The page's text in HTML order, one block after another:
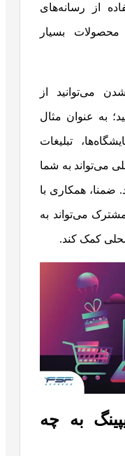
از رسانه‌های
بسیار
می‌توانید از
به عنوان مثال
تبلیغات
می‌تواند به شما
همکاری با
می‌تواند به
کمک کند.
به چه